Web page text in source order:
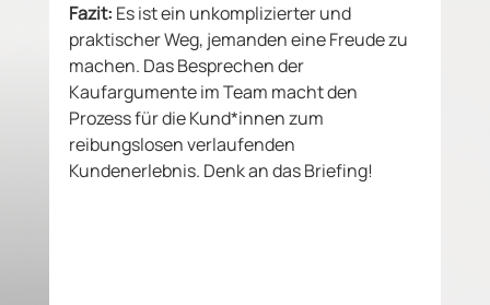
Fazit: Es ist ein unkomplizierter und
praktischer Weg, jemanden eine Freude zu
machen. Das Besprechen der
Kaufargumente im Team macht den
Prozess für die Kund*innen zum
reibungslosen verlaufenden
Kundenerlebnis. Denk an das Briefing!